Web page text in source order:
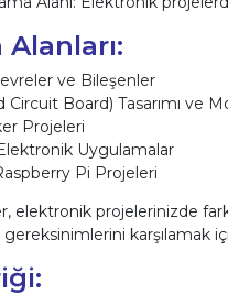
ve Bileşenler
Board) Tasarımı ve
Projeleri
Uygulamalar
Pi Projeleri
elektronik projelerinizde
karşılamak